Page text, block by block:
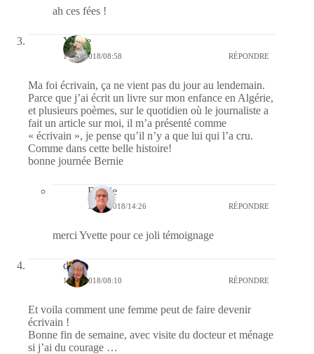
ah ces fées !
Yvette
12/10/2018/08:58 RÉPONDRE
Ma foi écrivain, ça ne vient pas du jour au lendemain.
Parce que j’ai écrit un livre sur mon enfance en Algérie,
et plusieurs poèmes, sur le quotidien où le journaliste a
fait un article sur moi, il m’a présenté comme
« écrivain », je pense qu’il n’y a que lui qui l’a cru.
Comme dans cette belle histoire!
bonne journée Bernie
Bernie
18/10/2018/14:26 RÉPONDRE
merci Yvette pour ce joli témoignage
dom
12/10/2018/08:10 RÉPONDRE
Et voila comment une femme peut de faire devenir
écrivain !
Bonne fin de semaine, avec visite du docteur et ménage
si j’ai du courage …